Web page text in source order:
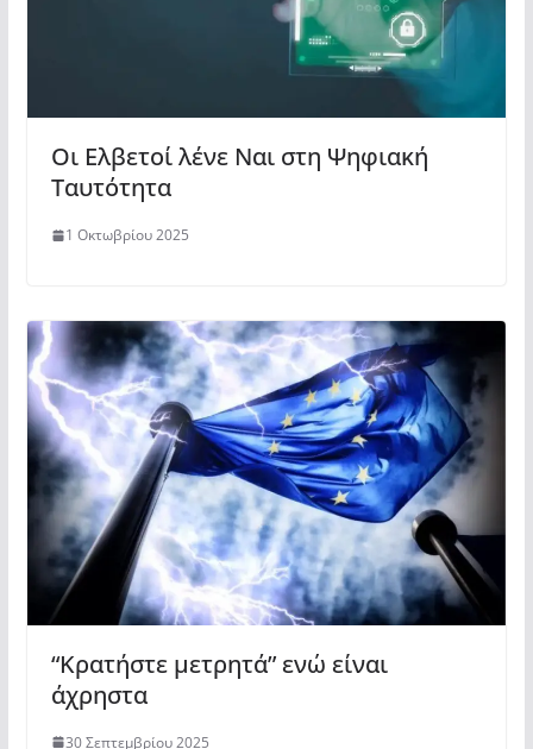
Οι Ελβετοί λένε Ναι στη Ψηφιακή
Ταυτότητα
1 Οκτωβρίου 2025
“Κρατήστε μετρητά” ενώ είναι
άχρηστα
30 Σεπτεμβρίου 2025